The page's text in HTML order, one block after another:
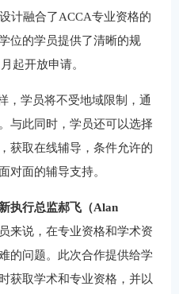
计融合了ACCA专业资格的
位的学员提供了清晰的规
起开放申请。
，学员将不受地域限制，通
与此同时，学员还可以选择
获取在线辅导，条件允许的
对面的辅导支持。
执行总监郝飞（Alan
来说，在专业资格和学术资
的问题。此次合作提供给学
获取学术和专业资格，并以